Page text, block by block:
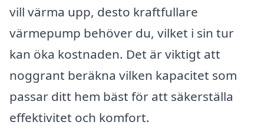
vill värma upp, desto kraftfullare
värmepump behöver du, vilket i sin tur
kan öka kostnaden. Det är viktigt att
noggrant beräkna vilken kapacitet som
passar ditt hem bäst för att säkerställa
effektivitet och komfort.